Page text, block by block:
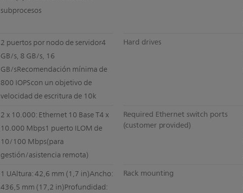
subprocesos
2 puertos por nodo de servidor4
GB/s, 8 GB/s, 16
GB/sRecomendación mínima de
800 IOPScon un objetivo de
velocidad de escritura de 10k
Hard drives
2 x 10.000: Ethernet 10 Base T4 x
10.000 Mbps1 puerto ILOM de
10/100 Mbps(para
gestión/asistencia remota)
Required Ethernet switch ports
(customer provided)
1 UAltura: 42,6 mm (1,7 in)Ancho:
436,5 mm (17,2 in)Profundidad:
Rack mounting